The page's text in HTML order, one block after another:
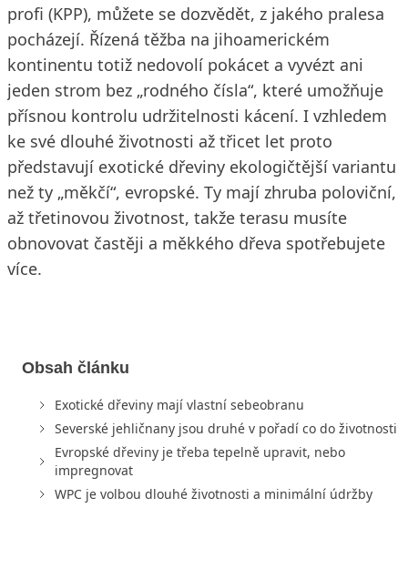
profi (KPP), můžete se dozvědět, z jakého pralesa
pocházejí. Řízená těžba na jihoamerickém
kontinentu totiž nedovolí pokácet a vyvézt ani
jeden strom bez „rodného čísla“, které umožňuje
přísnou kontrolu udržitelnosti kácení. I vzhledem
ke své dlouhé životnosti až třicet let proto
představují exotické dřeviny ekologičtější variantu
než ty „měkčí“, evropské. Ty mají zhruba poloviční,
až třetinovou životnost, takže terasu musíte
obnovovat častěji a měkkého dřeva spotřebujete
více.
Obsah článku
Exotické dřeviny mají vlastní sebeobranu
Severské jehličnany jsou druhé v pořadí co do životnosti
Evropské dřeviny je třeba tepelně upravit, nebo
impregnovat
WPC je volbou dlouhé životnosti a minimální údržby